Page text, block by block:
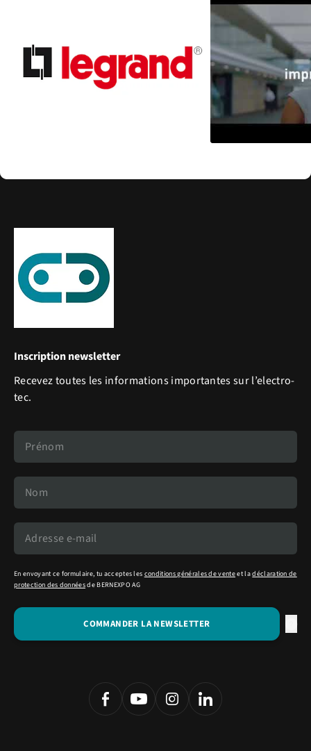
Inscription newsletter
Recevez toutes les informations importantes sur l’electro-
tec.
En envoyant ce formulaire, tu acceptes les conditions générales de venteet ladéclaration de
protection des donnéesde BERNEXPO AG